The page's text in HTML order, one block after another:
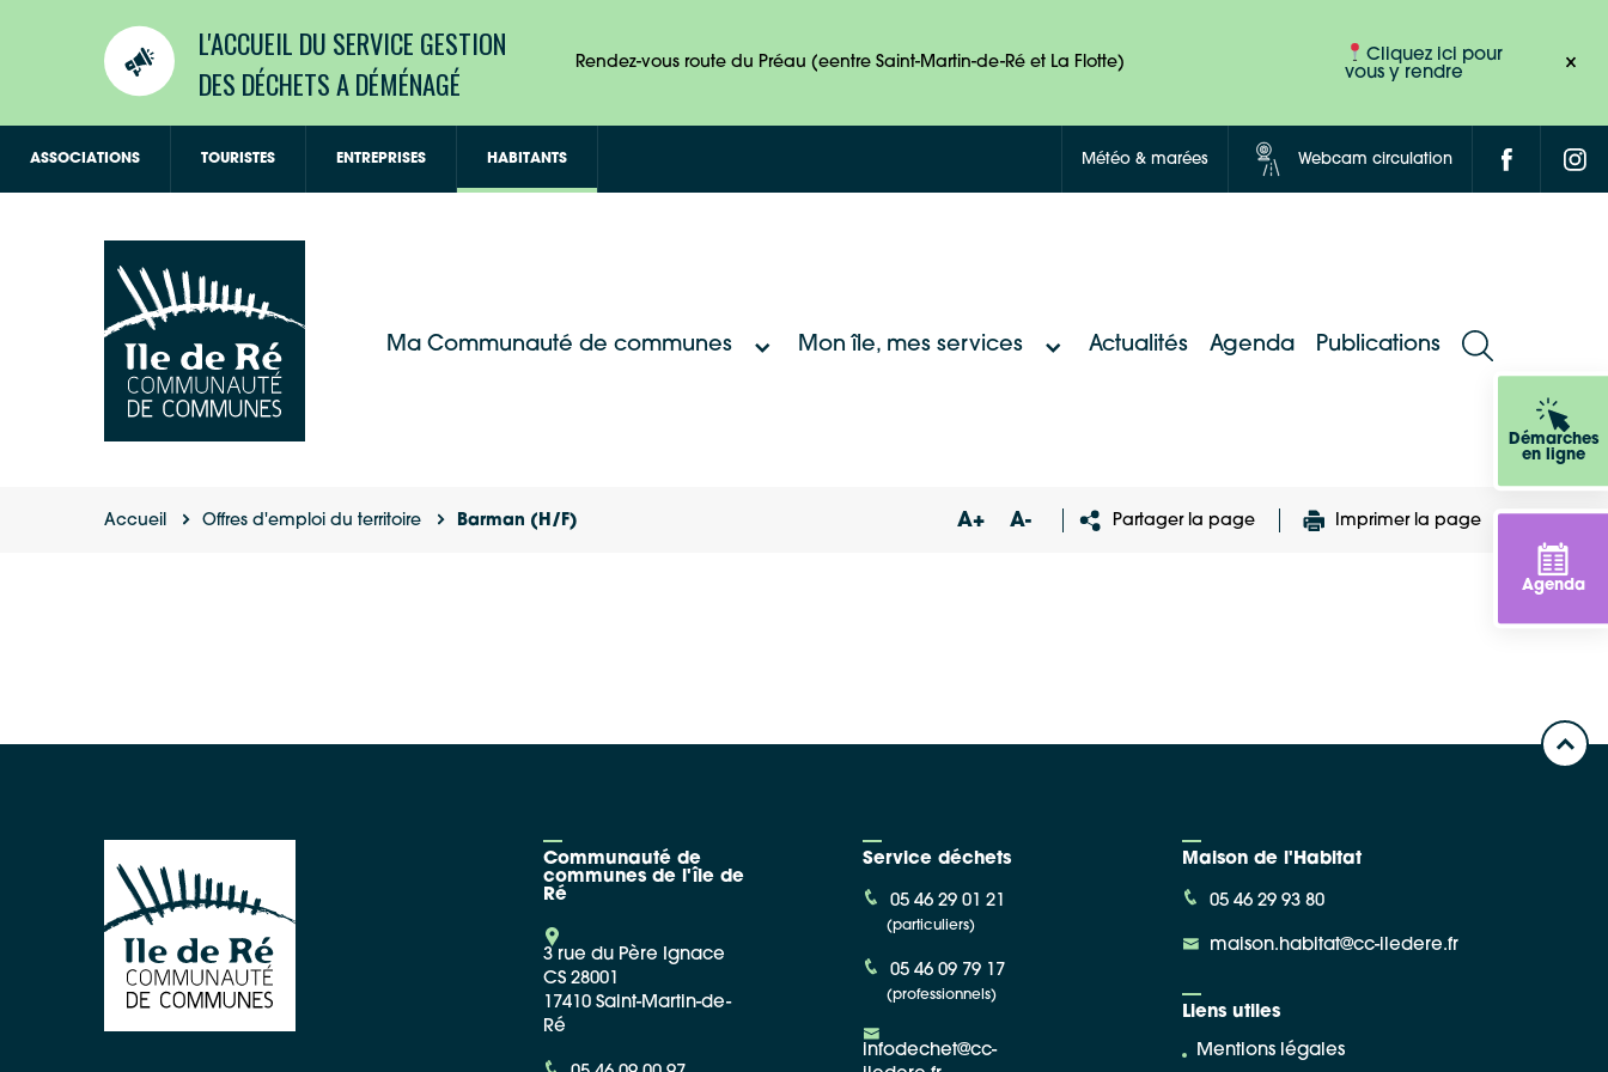
L'ACCUEIL DU SERVICE GESTION
DES DÉCHETS A DÉMÉNAGÉ
Rendez-vous route du Préau (eentre Saint-Martin-de-Ré et La Flotte)
Cliquez ici pour
vous y rendre
Démarches
en ligne
Agenda
ASSOCIATIONS TOURISTES ENTREPRISES HABITANTS Météo & marées Webcam circulation
Ma Communauté de communes Mon île, mes services Actualités Agenda Publications
Accueil Offres d'emploi du territoire Barman (H/F) A+ A- Partager la page Imprimer la page
Communauté de
communes de l'île de
Ré
3 rue du Père Ignace
CS 28001
17410 Saint-Martin-de-
Ré
Service déchets
05 46 29 01 21
(particuliers)
05 46 09 79 17
(professionnels)
infodechet@cc-
Maison de l'Habitat
05 46 29 93 80
maison.habitat@cc-iledere.fr
Liens utiles
Mentions légales